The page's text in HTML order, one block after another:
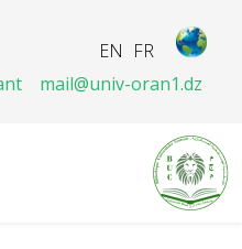
FR
EN
mail@univ-oran1.dz